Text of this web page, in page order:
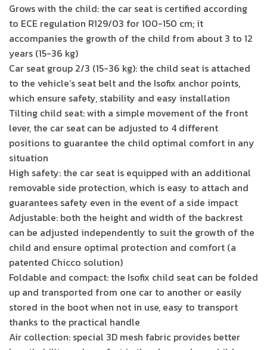
Grows with the child: the car seat is certified according
to ECE regulation R129/03 for 100-150 cm; it
accompanies the growth of the child from about 3 to 12
years (15-36 kg)
Car seat group 2/3 (15-36 kg): the child seat is attached
to the vehicle’s seat belt and the Isofix anchor points,
which ensure safety, stability and easy installation
Tilting child seat: with a simple movement of the front
lever, the car seat can be adjusted to 4 different
positions to guarantee the child optimal comfort in any
situation
High safety: the car seat is equipped with an additional
removable side protection, which is easy to attach and
guarantees safety even in the event of a side impact
Adjustable: both the height and width of the backrest
can be adjusted independently to suit the growth of the
child and ensure optimal protection and comfort (a
patented Chicco solution)
Foldable and compact: the Isofix child seat can be folded
up and transported from one car to another or easily
stored in the boot when not in use, easy to transport
thanks to the practical handle
Air collection: special 3D mesh fabric provides better